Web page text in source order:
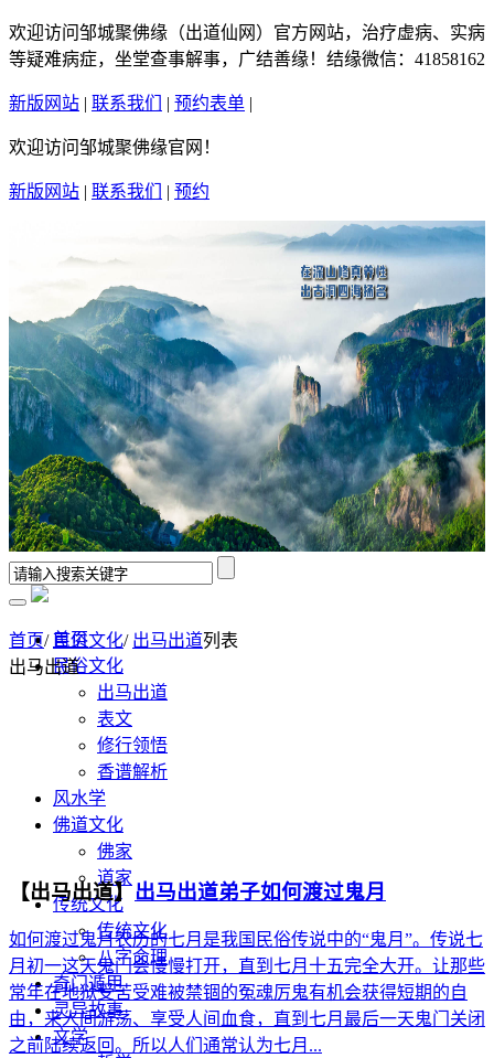
欢迎访问邹城聚佛缘（出道仙网）官方网站，治疗虚病、实病
等疑难病症，坐堂查事解事，广结善缘！结缘微信：41858162
新版网站 | 联系我们 | 预约表单 |
欢迎访问邹城聚佛缘官网！
新版网站 | 联系我们 | 预约
首页
民俗文化
出马出道
表文
修行领悟
香谱解析
风水学
佛道文化
佛家
道家
传统文化
传统文化
八字命理
奇门遁甲
灵异故事
文学
首页/民俗文化/ 出马出道列表
出马出道
【出马出道】出马出道弟子如何渡过鬼月
如何渡过鬼月农历的七月是我国民俗传说中的“鬼月”。传说七
月初一这天鬼门会慢慢打开，直到七月十五完全大开。让那些
常年在地狱受苦受难被禁锢的冤魂厉鬼有机会获得短期的自
由，来人间游荡、享受人间血食，直到七月最后一天鬼门关闭
之前陆续返回。所以人们通常认为七月...